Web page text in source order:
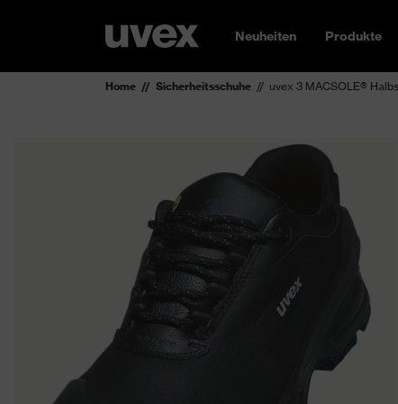
Neuheiten Produkte
Home Sicherheitsschuhe uvex 3 MACSOLE®